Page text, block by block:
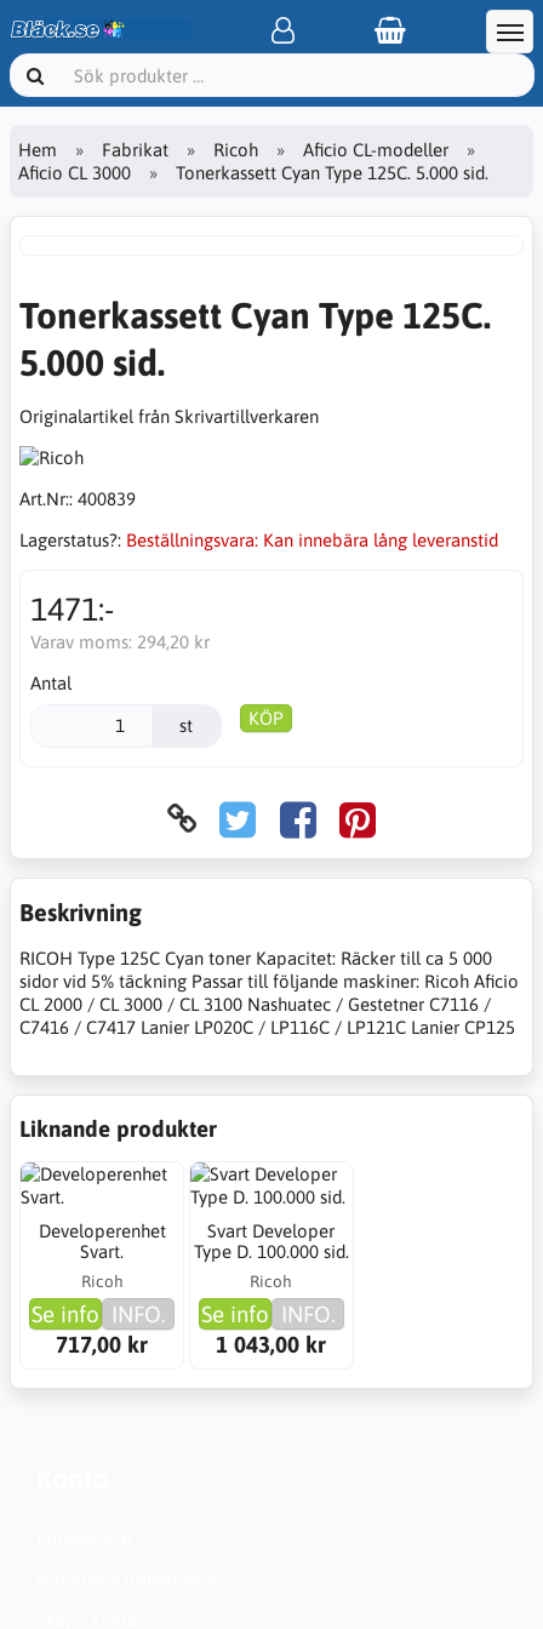
Hem Fabrikat Ricoh
Aficio CL-modeller
Aficio CL 3000
Tonerkassett Cyan Type 125C. 5.000 sid.
Tonerkassett Cyan Type 125C.
5.000 sid.
Originalartikel från Skrivartillverkaren
Art.Nr:: 400839
Lagerstatus?: Beställningsvara: Kan innebära lång leveranstid
1471:-
Varav moms: 294,20 kr
Antal
st KÖP
Beskrivning
RICOH Type 125C Cyan toner Kapacitet: Räcker till ca 5 000
sidor vid 5% täckning Passar till följande maskiner: Ricoh Aficio
CL 2000 / CL 3000 / CL 3100 Nashuatec / Gestetner C7116 /
C7416 / C7417 Lanier LP020C / LP116C / LP121C Lanier CP125
Liknande produkter
Developerenhet
Svart.
Ricoh
Se info INFO.
717,00 kr
Svart Developer
Type D. 100.000 sid.
Ricoh
Se info INFO.
1 043,00 kr